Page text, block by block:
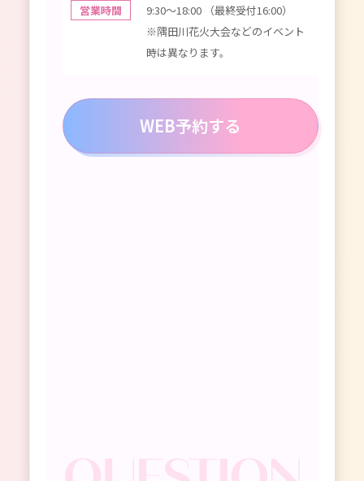
営業時間
9:30〜18:00 （最終受付16:00）
※隅田川花火大会などのイベント
時は異なります。
WEB予約する